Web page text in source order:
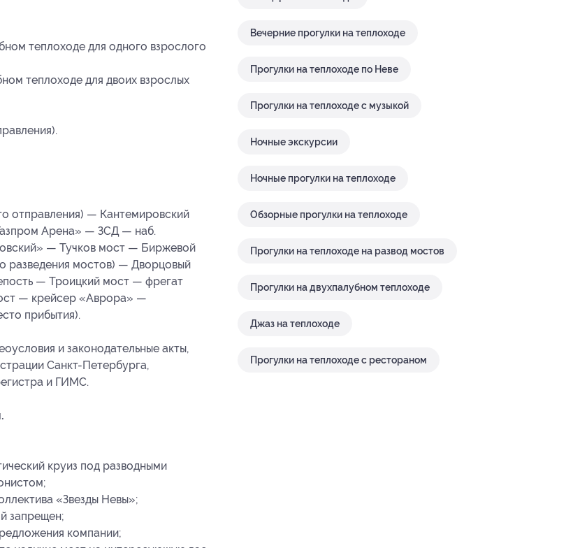
Вечерние прогулки на теплоходе
Прогулки на теплоходе по Неве
Прогулки на теплоходе с музыкой
Ночные экскурсии
Ночные прогулки на теплоходе
Обзорные прогулки на теплоходе
Прогулки на теплоходе на развод мостов
Прогулки на двухпалубном теплоходе
Джаз на теплоходе
Прогулки на теплоходе с рестораном
теплоходе для одного взрослого
теплоходе для двоих взрослых
отправления) — Кантемировский
Арена» — ЗСД — наб.
— Тучков мост — Биржевой
разведения мостов) — Дворцовый
— Троицкий мост — фрегат
— крейсер «Аврора» —
прибытия).
и законодательные акты,
Санкт-Петербурга,
и ГИМС.
круиз под разводными
«Звезды Невы»;
запрещен;
компании;